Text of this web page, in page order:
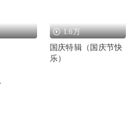
1.6万
国庆特辑（国庆节快
乐）